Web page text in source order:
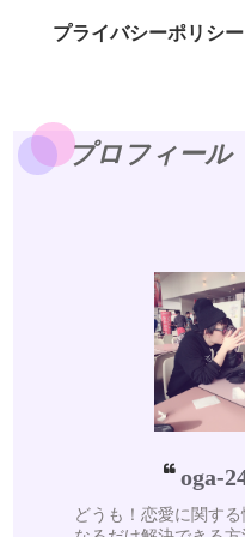
プライバシーポリシー
プロフィール
oga-
どうも！恋愛に関す